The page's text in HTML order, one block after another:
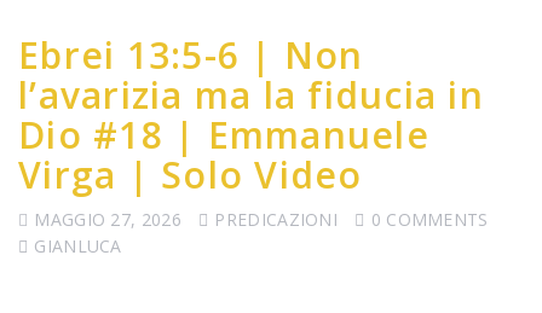
Ebrei 13:5-6 | Non
l’avarizia ma la fiducia in
Dio #18 | Emmanuele
Virga | Solo Video
MAGGIO 27, 2026 PREDICAZIONI
0 COMMENTS
GIANLUCA